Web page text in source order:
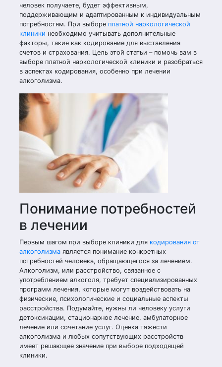
человек получаете, будет эффективным,
поддерживающим и адаптированным к индивидуальным
потребностям. При выборе платной наркологической
клиники необходимо учитывать дополнительные
факторы, такие как кодирование для выставления
счетов и страхования. Цель этой статьи – помочь вам в
выборе платной наркологической клиники и разобраться
в аспектах кодирования, особенно при лечении
алкоголизма.
Понимание потребностей
в лечении
Первым шагом при выборе клиники для кодирования от
алкоголизма является понимание конкретных
потребностей человека, обращающегося за лечением.
Алкоголизм, или расстройство, связанное с
употреблением алкоголя, требует специализированных
программ лечения, которые могут воздействовать на
физические, психологические и социальные аспекты
расстройства. Подумайте, нужны ли человеку услуги
детоксикации, стационарное лечение, амбулаторное
лечение или сочетание услуг. Оценка тяжести
алкоголизма и любых сопутствующих расстройств
имеет решающее значение при выборе подходящей
клиники.